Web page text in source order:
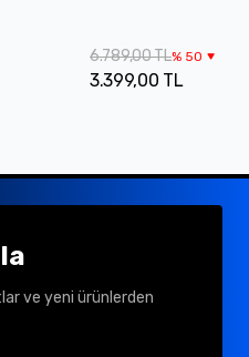
6.789,00 TL% 50
3.399,00 TL
ve yeni ürünlerden